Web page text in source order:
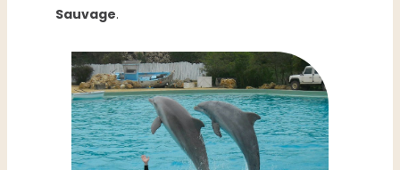
Sauvage.